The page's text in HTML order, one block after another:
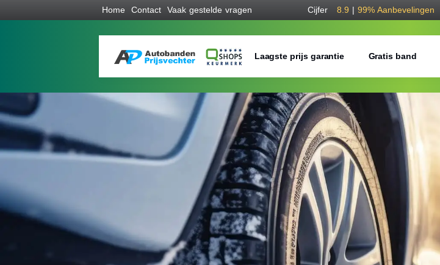
Home Contact Vaak gestelde vragen Cijfer 8.9 | 99% Aanbevelingen
Laagste prijs garantie Gratis band